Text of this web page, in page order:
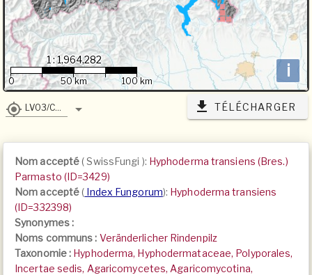
i
1 : 1,964,282
0 50 km 100 km
LV03/CH1903 TÉLÉCHARGER
Nom accepté(SwissFungi ): Hyphoderma transiens (Bres.)
Parmasto (ID=3429)
Nom accepté( Index Fungorum): Hyphoderma transiens
(ID=332398)
Synonymes :
Noms communs : Veränderlicher Rindenpilz
Taxonomie : Hyphoderma, Hyphodermataceae, Polyporales,
Incertae sedis, Agaricomycetes, Agaricomycotina,